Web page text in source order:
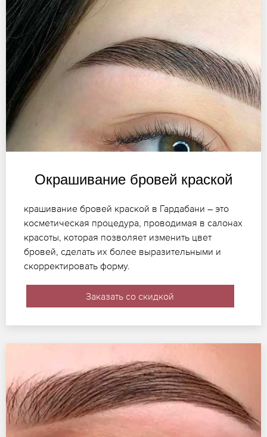
Окрашивание бровей краской
крашивание бровей краской в Гардабани – это
косметическая процедура, проводимая в салонах
красоты, которая позволяет изменить цвет
бровей, сделать их более выразительными и
скорректировать форму.
Заказать со скидкой